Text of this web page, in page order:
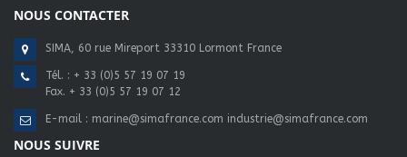
NOUS CONTACTER
SIMA, 60 rue Mireport 33310 Lormont France
Tél. : + 33 (0)5 57 19 07 19
Fax. + 33 (0)5 57 19 07 12
E-mail : marine@simafrance.com industrie@simafrance.com
NOUS SUIVRE